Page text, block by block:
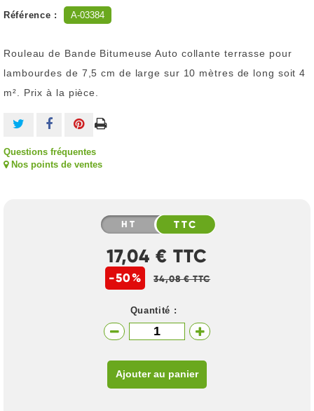
Référence : A-03384
Rouleau de Bande Bitumeuse Auto collante terrasse pour
lambourdes de 7,5 cm de large sur 10 mètres de long soit 4
m². Prix à la pièce.
Questions fréquentes
Nos points de ventes
HT TTC
17,04 € TTC
-50% 34,08 € TTC
Quantité :
Ajouter au panier